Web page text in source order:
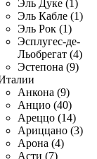
Эль Дуке (1)
Эль Кабле (1)
Эль Рок (1)
Эсплугес-де-
Льобрегат (4)
Эстепона (9)
Анкона (9)
Анцио (40)
Ареццо (14)
Ариццано (3)
Арона (4)
Асти (7)